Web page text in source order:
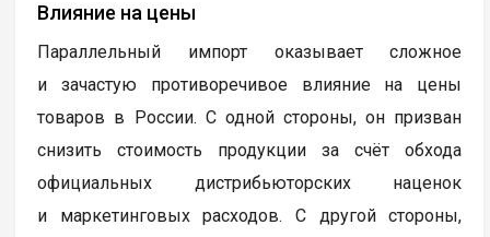
Влияние на цены
Параллельный импорт оказывает сложное
и зачастую противоречивое влияние на цены
товаров в России. С одной стороны, он призван
снизить стоимость продукции за счёт обхода
официальных дистрибьюторских наценок
и маркетинговых расходов. С другой стороны,